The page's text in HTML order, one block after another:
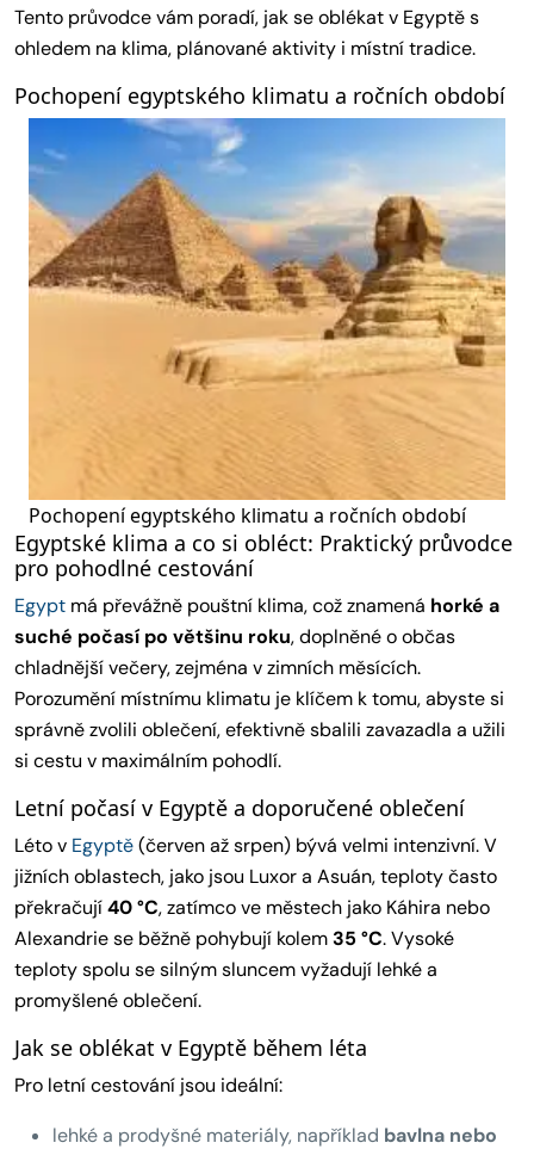
Tento průvodce vám poradí, jak se oblékat v Egyptě s
ohledem na klima, plánované aktivity i místní tradice.
Pochopení egyptského klimatu a ročních období
Pochopení egyptského klimatu a ročních období
Egyptské klima a co si obléct: Praktický průvodce
pro pohodlné cestování
Egypt má převážně pouštní klima, což znamená horké a
suché počasí po většinu roku, doplněné o občas
chladnější večery, zejména v zimních měsících.
Porozumění místnímu klimatu je klíčem k tomu, abyste si
správně zvolili oblečení, efektivně sbalili zavazadla a užili
si cestu v maximálním pohodlí.
Letní počasí v Egyptě a doporučené oblečení
Léto v Egyptě(červen až srpen) bývá velmi intenzivní. V
jižních oblastech, jako jsou Luxor a Asuán, teploty často
překračují40 °C, zatímco ve městech jako Káhira nebo
Alexandrie se běžně pohybují kolem35 °C. Vysoké
teploty spolu se silným sluncem vyžadují lehké a
promyšlené oblečení.
Jak se oblékat v Egyptě během léta
Pro letní cestování jsou ideální:
lehké a prodyšné materiály, například bavlna nebo